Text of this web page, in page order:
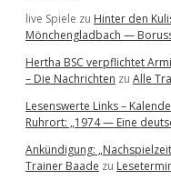
live Spiele zu Hinter den
Mönchengladbach —
Hertha BSC verpflichtet
– Die Nachrichten zu Alle
Lesenswerte Links –
Ruhrort: „1974 — Eine
Ankündigung:
Trainer Baade zu